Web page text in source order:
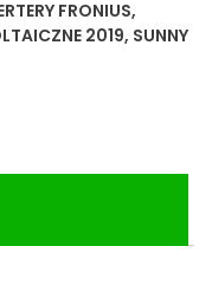
FRONIUS,
2019, SUNNY